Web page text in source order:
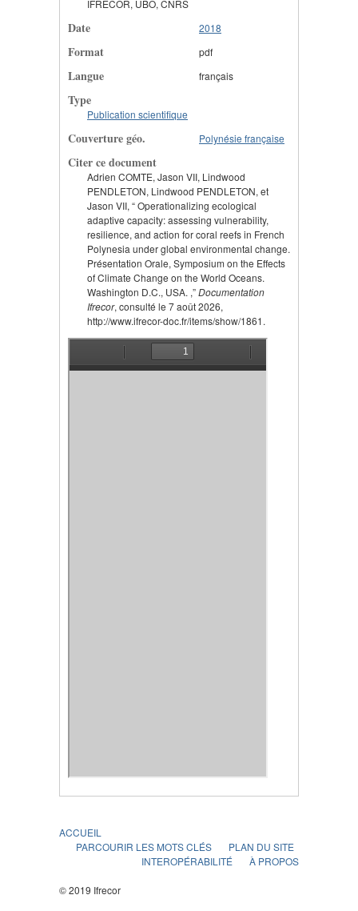
IFRECOR, UBO, CNRS
Date 2018
Format pdf
Langue français
Type
Publication scientifique
Couverture géo. Polynésie française
Citer ce document
Adrien COMTE, Jason VII, Lindwood
PENDLETON, Lindwood PENDLETON, et
Jason VII, “ Operationalizing ecological
adaptive capacity: assessing vulnerability,
resilience, and action for coral reefs in French
Polynesia under global environmental change.
Présentation Orale, Symposium on the Effects
of Climate Change on the World Oceans.
Washington D.C., USA. ,”Documentation
Ifrecor, consulté le 7 août 2026,
http://www.ifrecor-doc.fr/items/show/1861.
ACCUEIL
PARCOURIR LES MOTS CLÉS
PLAN DU SITE
INTEROPÉRABILITÉ
À PROPOS
© 2019 Ifrecor